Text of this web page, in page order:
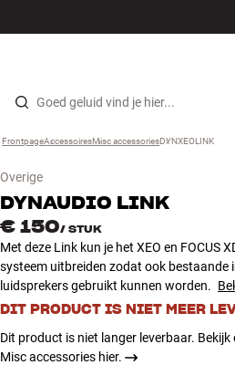
Skip to content
Luidsprekers
Koptelefoons
Surround
Tv
Systeem
Frontpage ›
Accessoires ›
Misc accessories ›
DYNXEOLINK
Overige
DYNAUDIO LINK
€ 150/ STUK
Met deze Link kun je het XEO en FOCUS
systeem uitbreiden zodat ook bestaande
luidsprekers gebruikt kunnen worden.
DIT PRODUCT IS NIET MEER
Dit product is niet langer leverbaar.
Misc accessories hier.